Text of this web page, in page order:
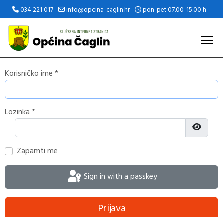
034 221 017 info@opcina-caglin.hr pon-pet 07.00-15.00 h
Korisničko ime*
Lozinka*
Prikaži
Zapamti me
Sign in with a passkey
Prijava